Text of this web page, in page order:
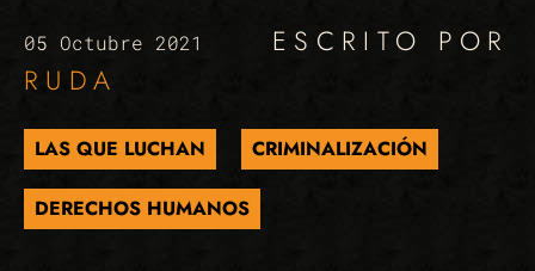
05 Octubre 2021
ESCRITO POR
RUDA
LAS QUE LUCHAN CRIMINALIZACIÓN
DERECHOS HUMANOS